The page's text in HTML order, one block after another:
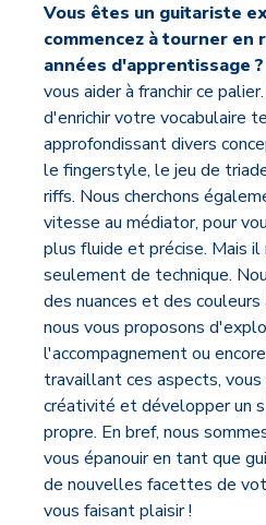
Vous êtes un guitariste
commencez à tourner en
années d'apprentissage ?
vous aider à franchir ce
d'enrichir votre vocabulaire
approfondissant divers
le fingerstyle, le jeu de
riffs. Nous cherchons
vitesse au médiator, pour
plus fluide et précise. Mais il
seulement de technique.
des nuances et des
nous vous proposons
l'accompagnement ou
travaillant ces aspects,
créativité et développer un
propre. En bref, nous
vous épanouir en tant que
de nouvelles facettes de
vous faisant plaisir !